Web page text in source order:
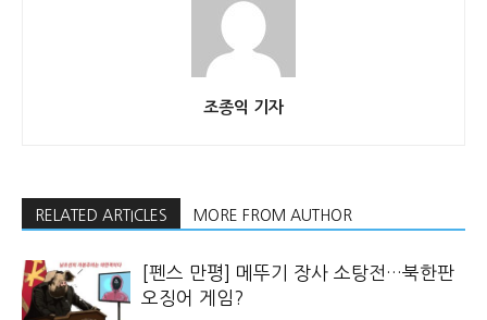
조종익 기자
RELATED ARTICLES MORE FROM AUTHOR
[펜스 만평] 메뚜기 장사 소탕전…북한판
오징어 게임?